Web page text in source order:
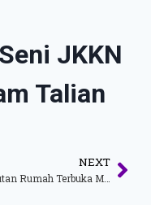
JKKN
Talian
NEXT
Sambutan Rumah Terbuka Malaysia Tahun Baru Cina Norma Baharu 2021